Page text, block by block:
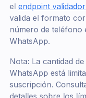
el endpoint
valida el formato
número de teléfono
WhatsApp.
Nota: La cantidad
WhatsApp está
suscripción.
detalles sobre los